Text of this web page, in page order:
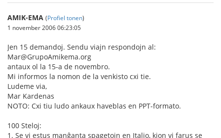
AMIK-EMA (Profiel tonen)
1 november 2006 06:23:05
Jen 15 demandoj. Sendu viajn respondojn al:
Mar@GrupoAmikema.org
antaux ol la 15-a de novembro.
Mi informos la nomon de la venkisto cxi tie.
Ludeme via,
Mar Kardenas
NOTO: Cxi tiu ludo ankaux haveblas en PPT-formato.
100 Steloj:
1. Se vi estus manĝanta spagetojn en Italio, kion vi farus se